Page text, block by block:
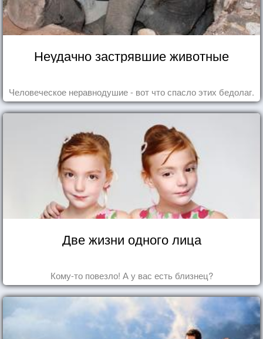
Неудачно застрявшие животные
Человеческое неравнодушие - вот что спасло этих бедолаг.
Две жизни одного лица
Кому-то повезло! А у вас есть близнец?